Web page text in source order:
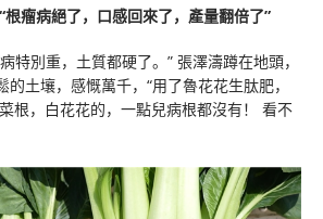
瘤病絕了，口感回來了，產量翻倍了”
特別重，土質都硬了。” 張澤濤蹲在地頭，
土壤，感慨萬千，“用了魯花花生肽肥，
根，白花花的，一點兒病根都沒有！ 看不